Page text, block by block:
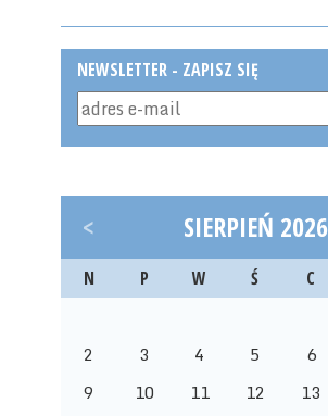
NEWSLETTER - ZAPISZ SIĘ
< SIERPIEŃ 2026
N P W Ś C
2
3 4 5 6
9
10 11 12 13